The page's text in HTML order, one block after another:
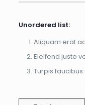
Unordered list:
Aliquam erat
Eleifend justo
Turpis